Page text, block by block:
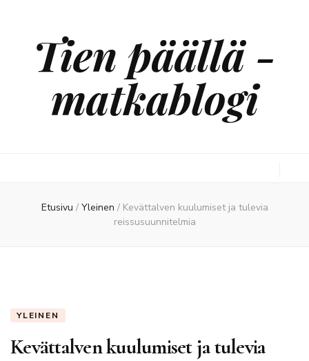
Tien päällä -
matkablogi
Etusivu / Yleinen / Kevättalven kuulumiset ja tulevia
reissusuunnitelmia
YLEINEN
Kevättalven kuulumiset ja tulevia